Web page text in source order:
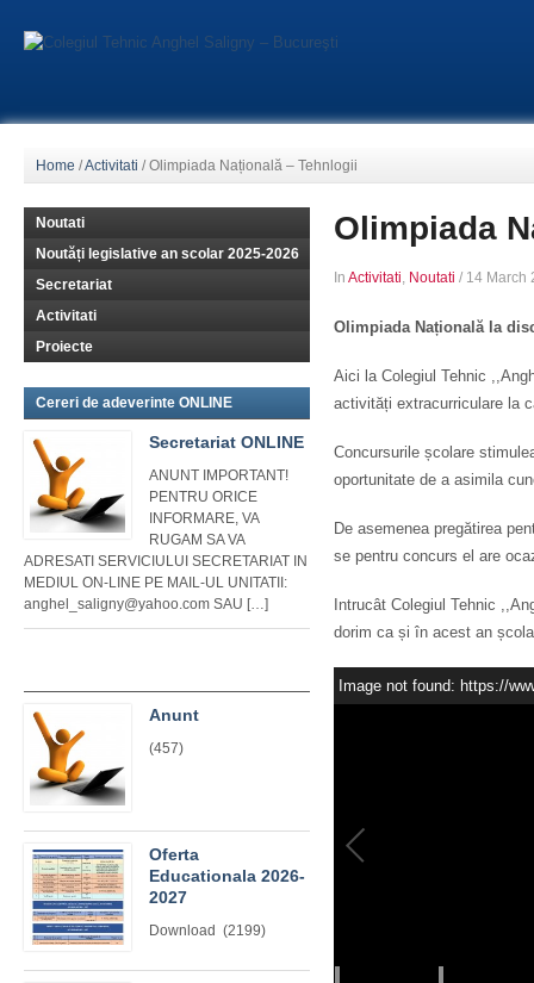
Home /Activitati /Olimpiada Națională – Tehnlogii
Olimpiada
In Activitati, Noutati / 14 March
Olimpiada Națională la
Aici la Colegiul Tehnic
activități extracurriculare la
Concursurile școlare
oportunitate de a asimila
De asemenea pregătirea
se pentru concurs el are
Intrucât Colegiul Tehnic
dorim ca și în acest an
Image not found: https://
Noutati
Noutăți legislative an scolar 2025-2026
Secretariat
Activitati
Proiecte
Cereri de adeverinte ONLINE
Secretariat ONLINE
ANUNT IMPORTANT!
PENTRU ORICE
INFORMARE, VA
RUGAM SA VA
ADRESATI SERVICIULUI SECRETARIAT IN
MEDIUL ON-LINE PE MAIL-UL UNITATII:
anghel_saligny@yahoo.com SAU […]
Anunt
(457)
Oferta
Educationala 2026-
2027
Download (2199)